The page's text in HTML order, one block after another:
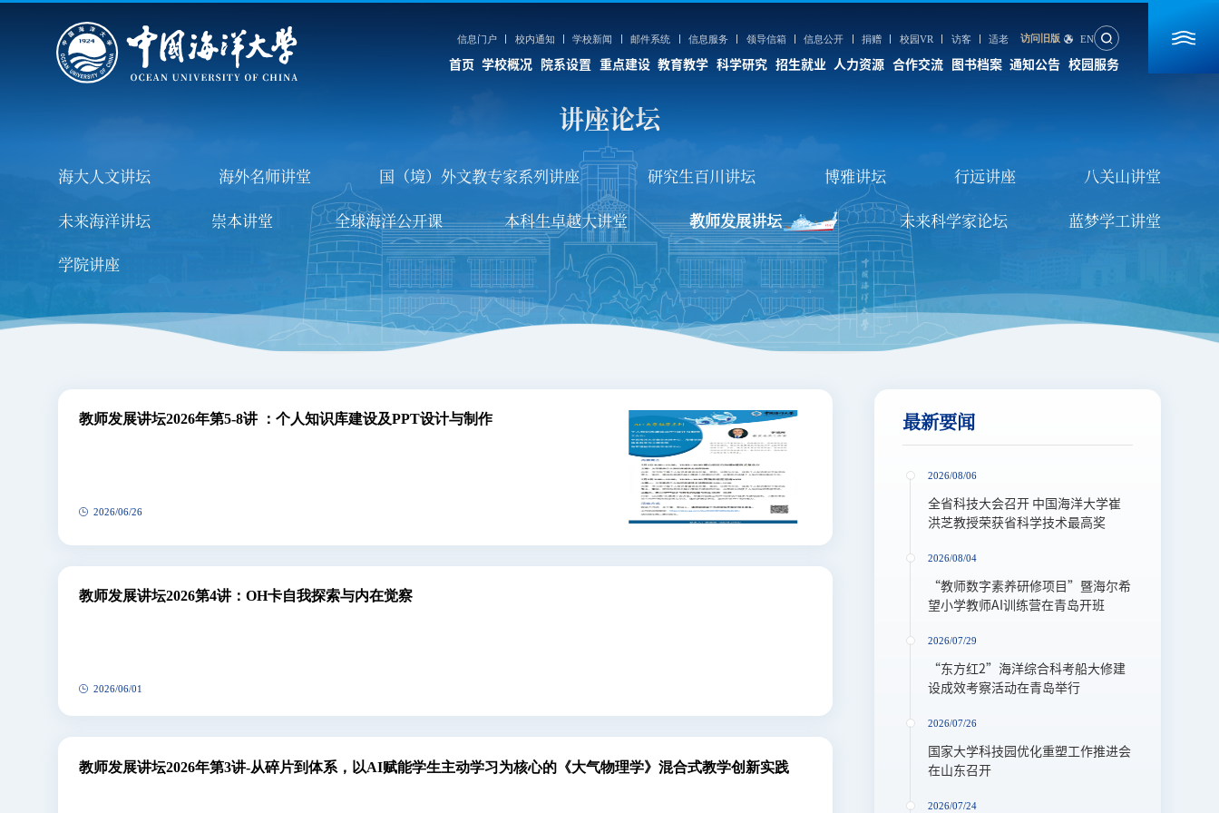
信息门户 校内通知 学校新闻 邮件系统 信息服务 领导信箱 信息公开 捐赠 校园VR 访客 适老 访问旧版 EN
首页 学校概况 院系设置 重点建设 教育教学 科学研究 招生就业 人力资源 合作交流 图书档案 通知公告 校园服务
学校徽标
组织机构
历史沿革
一流大学建设
学科专业介绍
本科生培养
研究生培养
留学生教育
非学历教育
继续教育
学术期刊
科研调查船
博士后科研流动站
蓝色经济
深海圈层与地球系统前沿科学中心
自然科学科研基地
招生就业
本科生招生
研究生招生
留学生招生
继续教育招生
就业信息
人事综合管理系统
师资队伍
国内合作
国际合作
国际教育交流
图书馆
中国海洋大学100周年校庆公告（第二号）
数字后勤服务大厅
校园VR地图
讲座论坛
海大人文讲坛 海外名师讲堂 国（境）外文教专家系列讲座 研究生百川讲坛 博雅讲坛 行远讲座
八关山讲堂
未来海洋讲坛
崇本讲堂 全球海洋公开课 本科生卓越大讲堂 教师发展讲坛 未来科学家论坛
蓝梦学工讲堂
学院讲座
教师发展讲坛2026年第5-8讲 ：个人知识库建设及PPT设计与制作
2026/06/26
教师发展讲坛2026第4讲：OH卡自我探索与内在觉察
2026/06/01
教师发展讲坛2026年第3讲-从碎片到体系，以AI赋能学生主动学习为核心的《大气物理学》混合式教学创新实践
最新要闻
2026/08/06
全省科技大会召开 中国海洋大学崔
洪芝教授荣获省科学技术最高奖
2026/08/04
“教师数字素养研修项目”暨海尔希
望小学教师AI训练营在青岛开班
2026/07/29
“东方红2”海洋综合科考船大修建
设成效考察活动在青岛举行
2026/07/26
国家大学科技园优化重塑工作推进会
在山东召开
2026/07/24